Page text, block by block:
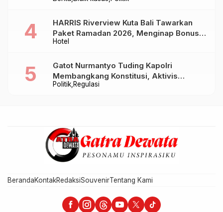
Hotel
HARRIS Riverview Kuta Bali Tawarkan
Paket Ramadan 2026, Menginap Bonus
Takjil hingga Bukber Mulai Rp88.888
Politik Regulasi
Gatot Nurmantyo Tuding Kapolri
Membangkang Konstitusi, Aktivis
Tegaskan Polri Tak Punya Sejarah
BerandaKontakRedaksiSouvenirTentang Kami